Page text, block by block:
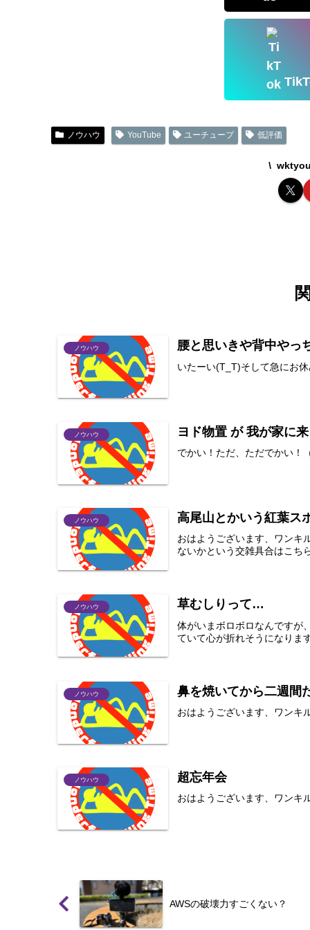
ノウハウ YouTube ユーチューブ 低評価
ノウハウ 腰と思いきや背中やっ
いたーい(T_T)そして急にお
ノウハウ ヨド物置 が 我が家に来
でかい！ただ、ただでかい！（
ノウハウ 高尾山とかいう紅葉ス
おはようございます、ワンキ
ないかという交雑具合はこち
ノウハウ 草むしりって…
体がいまボロボロなんですが
ていて心が折れそうになりま
ノウハウ 鼻を焼いてから二週間
おはようございます、ワンキ
ノウハウ 超忘年会
おはようございます、ワンキ
AWSの破壊力すごくない？